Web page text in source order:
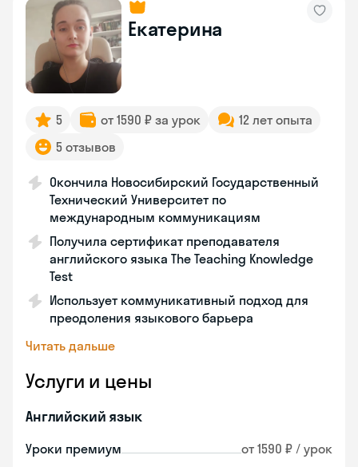
Екатерина
5 от 1590 ₽ за урок
12 лет опыта
5 отзывов
Окончила Новосибирский Государственный
Технический Университет по
международным коммуникациям
Получила сертификат преподавателя
английского языка The Teaching Knowledge
Test
Использует коммуникативный подход для
преодоления языкового барьера
Читать дальше
Услуги и цены
Английский язык
Уроки премиум от 1590 ₽ / урок